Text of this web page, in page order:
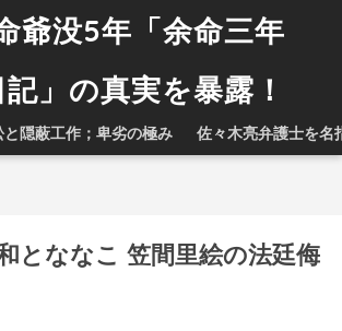
爺没5年「余命三年
」の真実を暴露！
隠蔽工作；卑劣の極み 佐々木亮弁護士を名
とななこ 笠間里絵の法廷侮